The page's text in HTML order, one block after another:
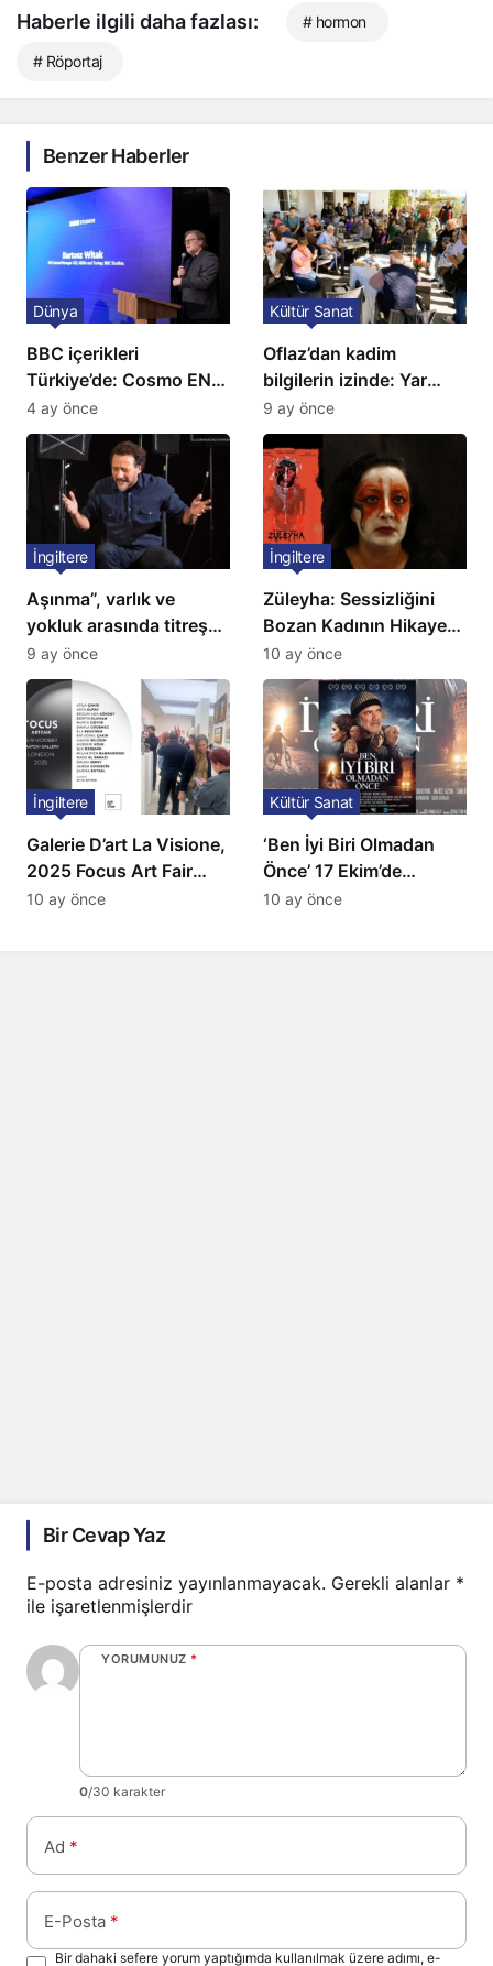
Haberle ilgili daha fazlası: # hormon
# Röportaj
Benzer Haberler
BBC içerikleri
Türkiye’de: Cosmo EN
ve BBC Player yayında
Dünya
4 ay önce
Oflaz’dan kadim
bilgilerin izinde: Yar
Atan ve Yaratılış
Kültür Sanat
9 ay önce
Aşınma”, varlık ve
yokluk arasında titreşen
bir canlının tragedyası
İngiltere
9 ay önce
Züleyha: Sessizliğini
Bozan Kadının Hikayesi
İngiltere Sahnesinde
İngiltere
10 ay önce
Galerie D’art La Visione,
2025 Focus Art Fair
London’da!
İngiltere
10 ay önce
‘Ben İyi Biri Olmadan
Önce’ 17 Ekim’de
vizyona giriyor
Kültür Sanat
10 ay önce
Bir Cevap Yaz
E-posta adresiniz yayınlanmayacak. Gerekli alanlar *
ile işaretlenmişlerdir
YORUMUNUZ *
0/30 karakter
Ad *
E-Posta *
Bir dahaki sefere yorum yaptığımda kullanılmak üzere adımı, e-